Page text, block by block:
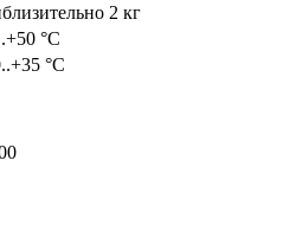
2 кг
°C
°C